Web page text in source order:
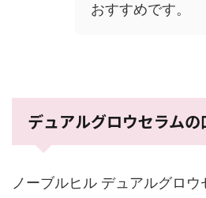
おすすめです。
デュアルグロウセラム
ノーブルヒル デュアルグロウ